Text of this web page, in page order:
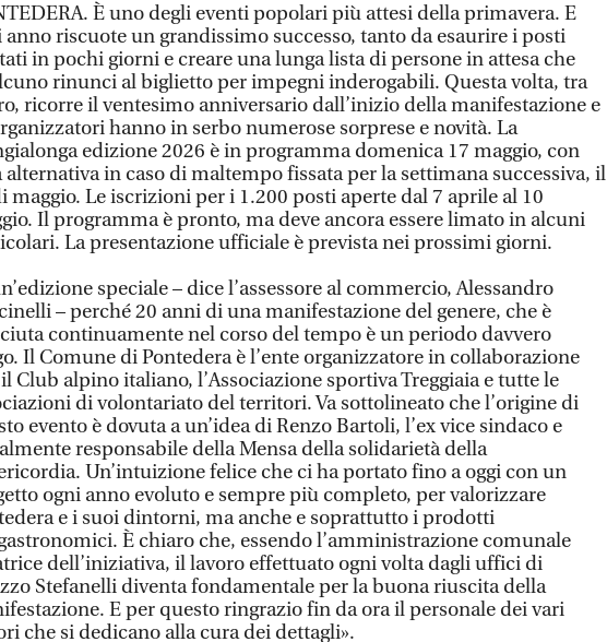
È uno degli eventi popolari più attesi della primavera. E
anno riscuote un grandissimo successo, tanto da esaurire i posti
in pochi giorni e creare una lunga lista di persone in attesa che
rinunci al biglietto per impegni inderogabili. Questa volta, tra
ricorre il ventesimo anniversario dall’inizio della manifestazione e
hanno in serbo numerose sorprese e novità. La
edizione 2026 è in programma domenica 17 maggio, con
alternativa in caso di maltempo fissata per la settimana successiva, il
maggio. Le iscrizioni per i 1.200 posti aperte dal 7 aprile al 10
Il programma è pronto, ma deve ancora essere limato in alcuni
La presentazione ufficiale è prevista nei prossimi giorni.
speciale – dice l’assessore al commercio, Alessandro
– perché 20 anni di una manifestazione del genere, che è
continuamente nel corso del tempo è un periodo davvero
Il Comune di Pontedera è l’ente organizzatore in collaborazione
Club alpino italiano, l’Associazione sportiva Treggiaia e tutte le
di volontariato del territori. Va sottolineato che l’origine di
evento è dovuta a un’idea di Renzo Bartoli, l’ex vice sindaco e
responsabile della Mensa della solidarietà della
Un’intuizione felice che ci ha portato fino a oggi con un
ogni anno evoluto e sempre più completo, per valorizzare
e i suoi dintorni, ma anche e soprattutto i prodotti
È chiaro che, essendo l’amministrazione comunale
dell’iniziativa, il lavoro effettuato ogni volta dagli uffici di
Stefanelli diventa fondamentale per la buona riuscita della
E per questo ringrazio fin da ora il personale dei vari
che si dedicano alla cura dei dettagli».